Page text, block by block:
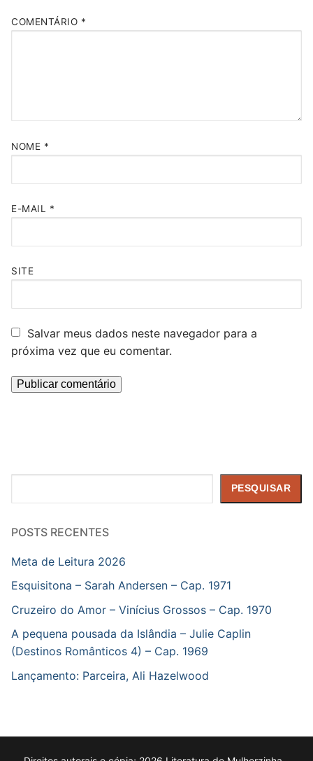
COMENTÁRIO *
NOME *
E-MAIL *
SITE
Salvar meus dados neste navegador para a
próxima vez que eu comentar.
PESQUISAR
POSTS RECENTES
Meta de Leitura 2026
Esquisitona – Sarah Andersen – Cap. 1971
Cruzeiro do Amor – Vinícius Grossos – Cap. 1970
A pequena pousada da Islândia – Julie Caplin
(Destinos Românticos 4) – Cap. 1969
Lançamento: Parceira, Ali Hazelwood